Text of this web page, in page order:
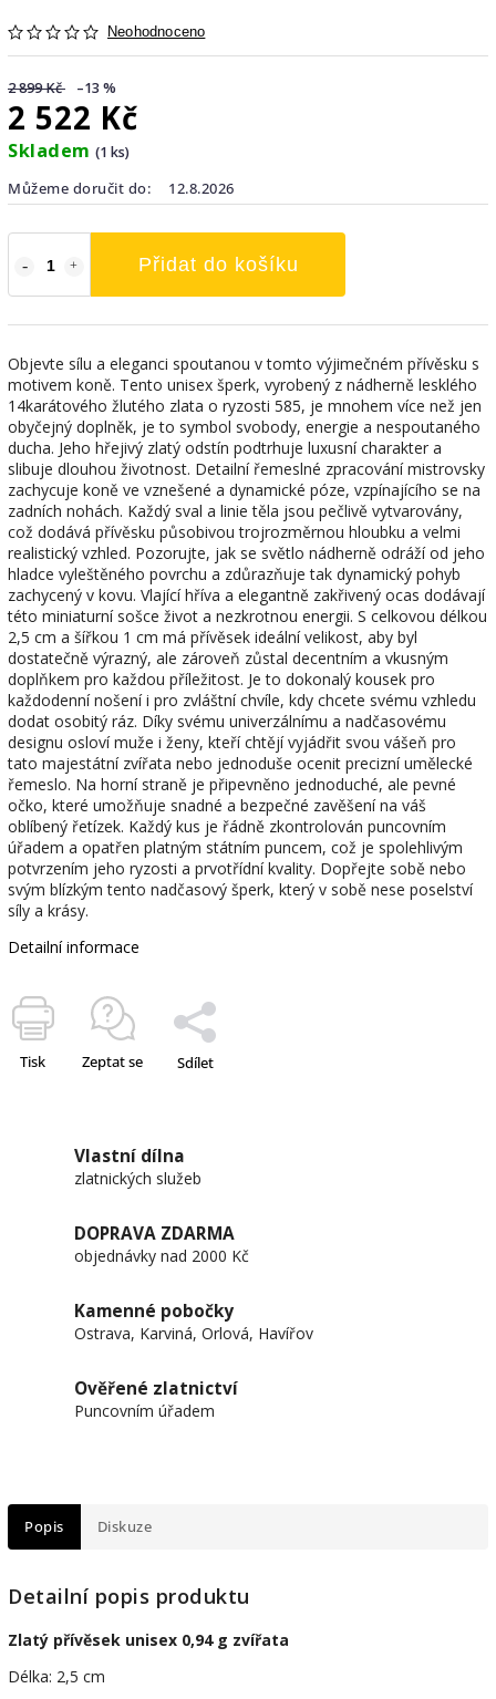
Neohodnoceno
2 899 Kč –13 %
2 522 Kč
Skladem (1 ks)
Můžeme doručit do:
12.8.2026
Přidat do košíku
Objevte sílu a eleganci spoutanou v tomto výjimečném přívěsku s
motivem koně. Tento unisex šperk, vyrobený z nádherně lesklého
14karátového žlutého zlata o ryzosti 585, je mnohem více než jen
obyčejný doplněk, je to symbol svobody, energie a nespoutaného
ducha. Jeho hřejivý zlatý odstín podtrhuje luxusní charakter a
slibuje dlouhou životnost. Detailní řemeslné zpracování mistrovsky
zachycuje koně ve vznešené a dynamické póze, vzpínajícího se na
zadních nohách. Každý sval a linie těla jsou pečlivě vytvarovány,
což dodává přívěsku působivou trojrozměrnou hloubku a velmi
realistický vzhled. Pozorujte, jak se světlo nádherně odráží od jeho
hladce vyleštěného povrchu a zdůrazňuje tak dynamický pohyb
zachycený v kovu. Vlající hříva a elegantně zakřivený ocas dodávají
této miniaturní sošce život a nezkrotnou energii. S celkovou délkou
2,5 cm a šířkou 1 cm má přívěsek ideální velikost, aby byl
dostatečně výrazný, ale zároveň zůstal decentním a vkusným
doplňkem pro každou příležitost. Je to dokonalý kousek pro
každodenní nošení i pro zvláštní chvíle, kdy chcete svému vzhledu
dodat osobitý ráz. Díky svému univerzálnímu a nadčasovému
designu osloví muže i ženy, kteří chtějí vyjádřit svou vášeň pro
tato majestátní zvířata nebo jednoduše ocenit precizní umělecké
řemeslo. Na horní straně je připevněno jednoduché, ale pevné
očko, které umožňuje snadné a bezpečné zavěšení na váš
oblíbený řetízek. Každý kus je řádně zkontrolován puncovním
úřadem a opatřen platným státním puncem, což je spolehlivým
potvrzením jeho ryzosti a prvotřídní kvality. Dopřejte sobě nebo
svým blízkým tento nadčasový šperk, který v sobě nese poselství
síly a krásy.
Detailní informace
Tisk Zeptat se Sdílet
Vlastní dílna
zlatnických služeb
DOPRAVA ZDARMA
objednávky nad 2000 Kč
Kamenné pobočky
Ostrava, Karviná, Orlová, Havířov
Ověřené zlatnictví
Puncovním úřadem
Popis Diskuze
Detailní popis produktu
Zlatý přívěsek unisex 0,94 g zvířata
Délka: 2,5 cm